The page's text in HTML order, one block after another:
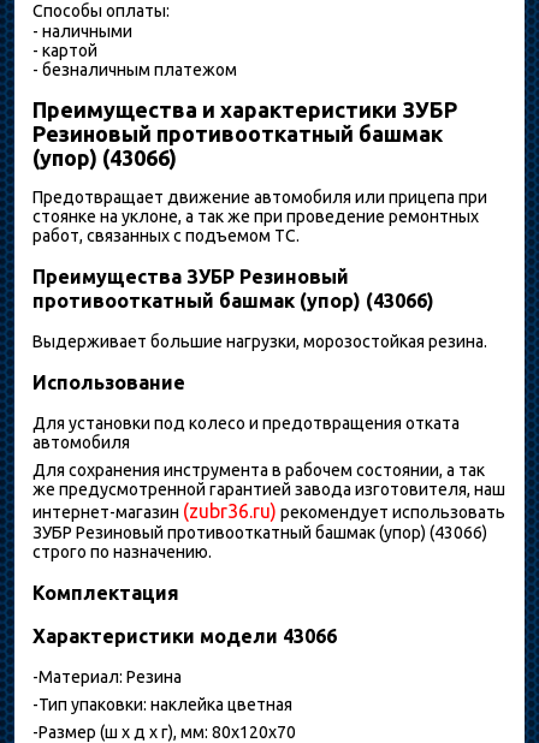
Способы оплаты:
- наличными
- картой
- безналичным платежом
Преимущества и характеристики ЗУБР
Резиновый противооткатный башмак
(упор) (43066)
Предотвращает движение автомобиля или прицепа при
стоянке на уклоне, а так же при проведение ремонтных
работ, связанных с подъемом ТС.
Преимущества ЗУБР Резиновый
противооткатный башмак (упор) (43066)
Выдерживает большие нагрузки, морозостойкая резина.
Использование
Для установки под колесо и предотвращения отката
автомобиля
Для сохранения инструмента в рабочем состоянии, а так
же предусмотренной гарантией завода изготовителя, наш
интернет-магазин (zubr36.ru) рекомендует использовать
ЗУБР Резиновый противооткатный башмак (упор) (43066)
строго по назначению.
Комплектация
Характеристики модели 43066
-Материал: Резина
-Тип упаковки: наклейка цветная
-Размер (ш х д х г), мм: 80х120х70